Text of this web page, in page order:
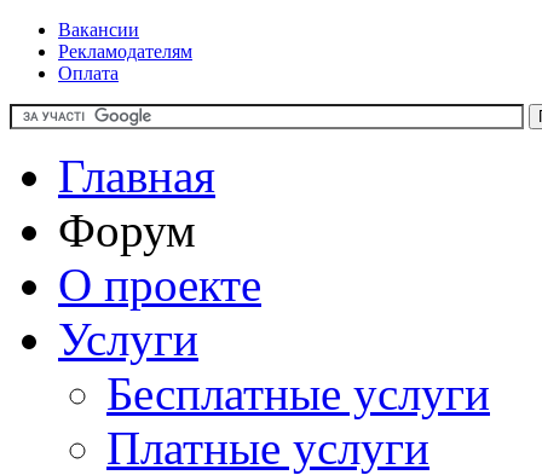
Вакансии
Рекламодателям
Оплата
Главная
Форум
О проекте
Услуги
Бесплатные услуги
Платные услуги